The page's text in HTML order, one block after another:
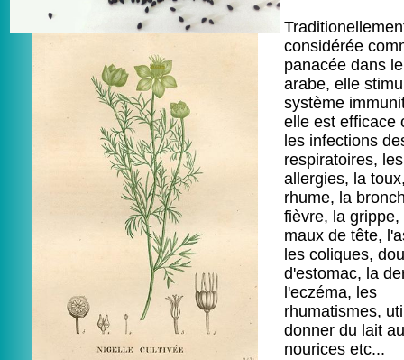
considérée
panacée dans
arabe, elle
système
elle est efficace
les infections
respiratoires, les
allergies, la
rhume, la
fièvre, la grippe,
maux de tête,
les coliques,
d'estomac, la
l'eczéma, les
rhumatismes,
donner du lait
nourices etc...